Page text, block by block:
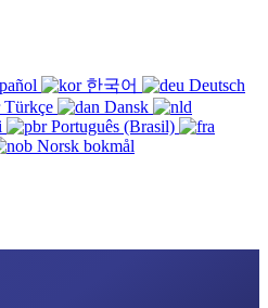
한국어
Deutsch
Türkçe
Dansk
Português (Brasil)
Norsk bokmål